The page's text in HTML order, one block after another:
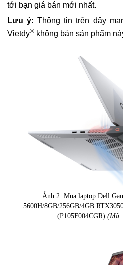
tới bạn giá bán mới nhất.
Lưu ý: Thông tin trên đây
Vietdy® không bán sản phẩm
Ảnh 2. Mua laptop Dell
5600H/8GB/256GB/4GB
(P105F004CGR) (Mã: